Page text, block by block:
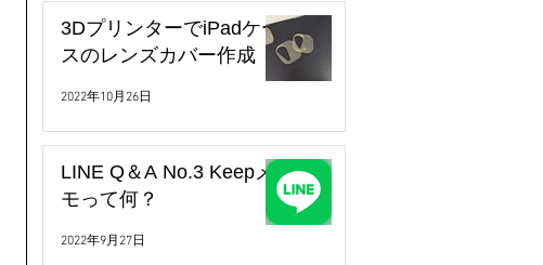
3DプリンターでiPadケー
スのレンズカバー作成
2022年10月26日
LINE Q＆A No.3 Keepメ
モって何？
2022年9月27日